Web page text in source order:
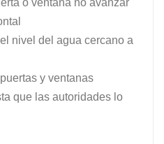
nivel del agua cercano a
y ventanas
que las autoridades lo